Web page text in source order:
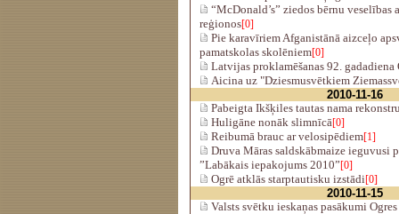
“McDonald’s” ziedos bērnu veselības
reģionos[0]
Pie karavīriem Afganistānā aizceļo
pamatskolas skolēniem[0]
Latvijas proklamēšanas 92. gadadiena
Aicina uz "Dziesmusvētkiem
2010-11-16
Pabeigta Ikšķiles tautas nama
Huligāne nonāk slimnīcā[0]
Reibumā brauc ar velosipēdiem[1]
Druva Māras saldskābmaize ieguvusi
”Labākais iepakojums 2010”[0]
Ogrē atklās starptautisku izstādi[0]
2010-11-15
Valsts svētku ieskaņas pasākumi